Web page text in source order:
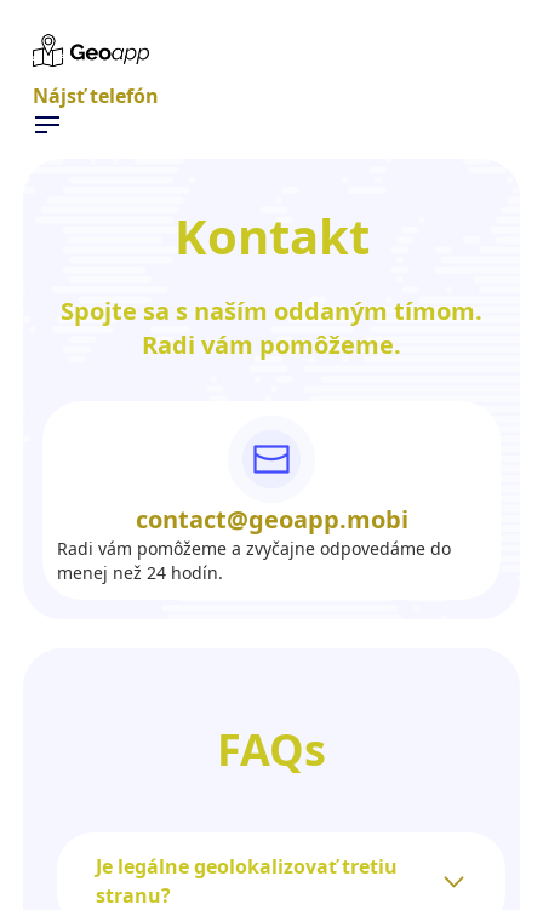
Nájsť telefón
Kontakt
Spojte sa s naším oddaným tímom.
Radi vám pomôžeme.
contact@geoapp.mobi
Radi vám pomôžeme a zvyčajne odpovedáme do
menej než 24 hodín.
FAQs
Je legálne geolokalizovať tretiu
stranu?